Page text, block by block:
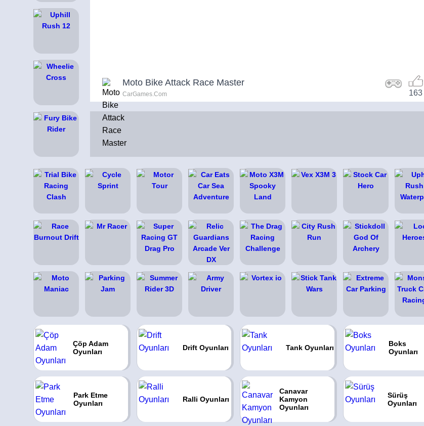
Moto Bike Attack Race Master
CarGames.Com 163
Çöp Adam
Oyunları
Drift Oyunları Tank Oyunları
Boks
Oyunları
Park Etme
Oyunları
Ralli Oyunları
Canavar
Kamyon
Oyunları
Sürüş
Oyunları